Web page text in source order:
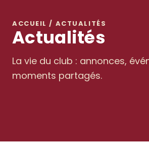
ACCUEIL / ACTUALITÉS
Actualités
La vie du club : annonces,
moments partagés.